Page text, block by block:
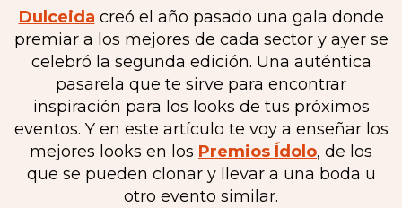
Dulceida creó el año pasado una gala donde
premiar a los mejores de cada sector y ayer se
celebró la segunda edición. Una auténtica
pasarela que te sirve para encontrar
inspiración para los looks de tus próximos
eventos. Y en este artículo te voy a enseñar los
mejores looks en los Premios Ídolo, de los
que se pueden clonar y llevar a una boda u
otro evento similar.